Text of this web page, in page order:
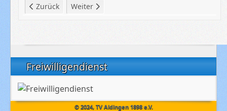
© 2024, TV Aldingen 1898 e.V.
Freiwilligendienst
Vorheriger Beitrag: Chronik: 2014/15 - F`2006-Junioren
Zurück Nächster Beitrag: Chronik: 2014/15 - E`2005-
Weiter